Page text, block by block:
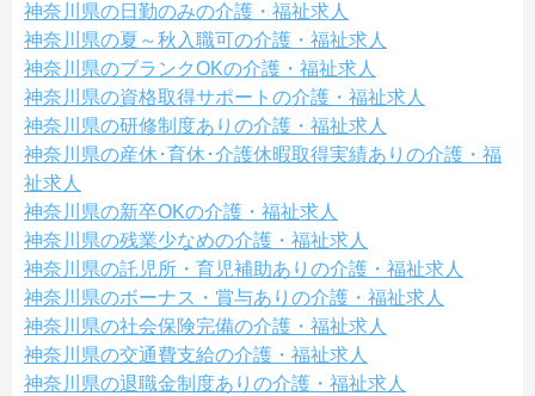
神奈川県の日勤のみの介護・福祉求人
神奈川県の夏～秋入職可の介護・福祉求人
神奈川県のブランクOKの介護・福祉求人
神奈川県の資格取得サポートの介護・福祉求人
神奈川県の研修制度ありの介護・福祉求人
神奈川県の産休･育休･介護休暇取得実績ありの介護・福
祉求人
神奈川県の新卒OKの介護・福祉求人
神奈川県の残業少なめの介護・福祉求人
神奈川県の託児所・育児補助ありの介護・福祉求人
神奈川県のボーナス・賞与ありの介護・福祉求人
神奈川県の社会保険完備の介護・福祉求人
神奈川県の交通費支給の介護・福祉求人
神奈川県の退職金制度ありの介護・福祉求人